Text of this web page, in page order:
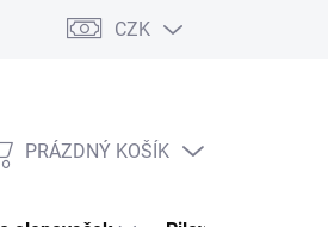
CZK
NÁKUPNÍ
PRÁZDNÝ KOŠÍK